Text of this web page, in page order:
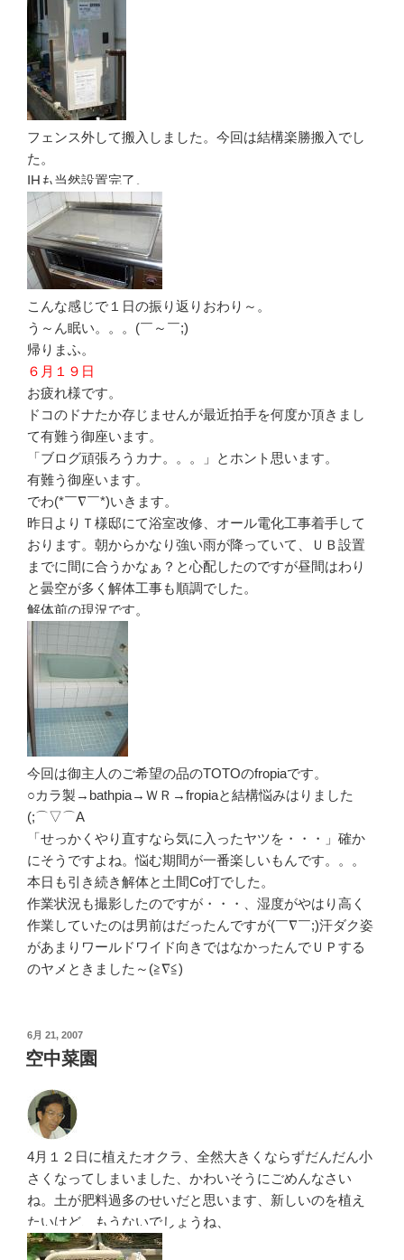
フェンス外して搬入しました。今回は結構楽勝搬入でし
た。
IHも当然設置完了。
こんな感じで１日の振り返りおわり～。
う～ん眠い。。。(￣～￣;)
帰りまふ。
６月１９日
お疲れ様です。
ドコのドナたか存じませんが最近拍手を何度か頂きまし
て有難う御座います。
「ブログ頑張ろうカナ。。。」とホント思います。
有難う御座います。
でわ(*￣∇￣*)いきます。
昨日よりＴ様邸にて浴室改修、オール電化工事着手して
おります。朝からかなり強い雨が降っていて、ＵＢ設置
までに間に合うかなぁ？と心配したのですが昼間はわり
と曇空が多く解体工事も順調でした。
解体前の現況です。
今回は御主人のご希望の品のTOTOのfropiaです。
○カラ製→bathpia→ＷＲ→fropiaと結構悩みはりました
(;⌒▽⌒A
「せっかくやり直すなら気に入ったヤツを・・・」確か
にそうですよね。悩む期間が一番楽しいもんです。。。
本日も引き続き解体と土間Co打でした。
作業状況も撮影したのですが・・・、湿度がやはり高く
作業していたのは男前はだったんですが(￣∇￣;)汗ダク姿
があまりワールドワイド向きではなかったんでＵＰする
のヤメときました～(≧∇≦)
投
稿
日:
6月 21, 2007
空中菜園
4月１２日に植えたオクラ、全然大きくならずだんだん小
さくなってしまいました、かわいそうにごめんなさい
ね。土が肥料過多のせいだと思います、新しいのを植え
たいけど、もうないでしょうね、